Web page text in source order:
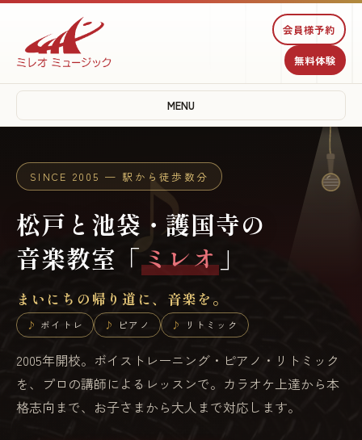
会員様予約
無料体験
MENU
♫
♩
♪ SINCE 2005 — 駅から徒歩数分
松戸と池袋・護国寺の
音楽教室「ミレオ 」
まいにちの帰り道に、音楽を。
ボイトレ ピアノ リトミック
2005年開校。ボイストレーニング・ピアノ・リトミック
を、プロの講師によるレッスンで。カラオケ上達から本
格志向まで、お子さまから大人まで対応します。